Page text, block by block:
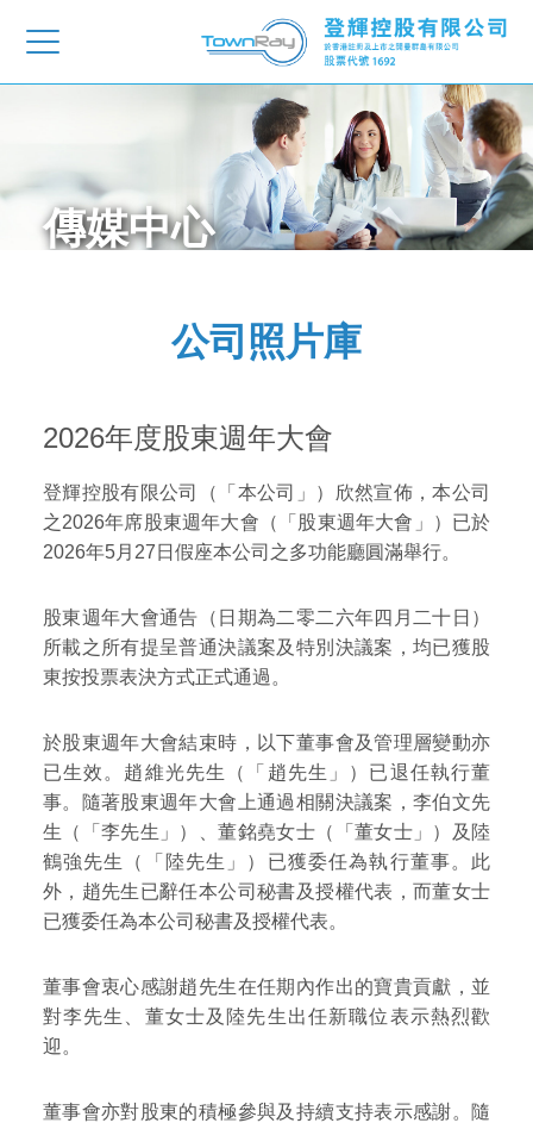
傳媒中心
公司照片庫
2026年度股東週年大會
登輝控股有限公司（「本公司」）欣然宣佈，本公司
之2026年席股東週年大會（「股東週年大會」）已於
2026年5月27日假座本公司之多功能廳圓滿舉行。
股東週年大會通告（日期為二零二六年四月二十日）
所載之所有提呈普通決議案及特別決議案，均已獲股
東按投票表決方式正式通過。
於股東週年大會結束時，以下董事會及管理層變動亦
已生效。趙維光先生（「趙先生」）已退任執行董
事。隨著股東週年大會上通過相關決議案，李伯文先
生（「李先生」）、董銘堯女士（「董女士」）及陸
鶴強先生（「陸先生」）已獲委任為執行董事。此
外，趙先生已辭任本公司秘書及授權代表，而董女士
已獲委任為本公司秘書及授權代表。
董事會衷心感謝趙先生在任期內作出的寶貴貢獻，並
對李先生、董女士及陸先生出任新職位表示熱烈歡
迎。
董事會亦對股東的積極參與及持續支持表示感謝。隨